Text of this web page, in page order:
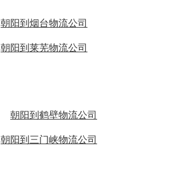
朝阳到烟台物流公司
朝阳到莱芜物流公司
朝阳到鹤壁物流公司
朝阳到三门峡物流公司